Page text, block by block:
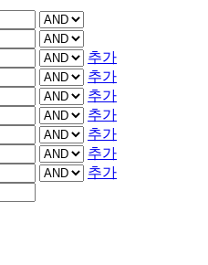
추가
추가
추가
추가
추가
추가
추가